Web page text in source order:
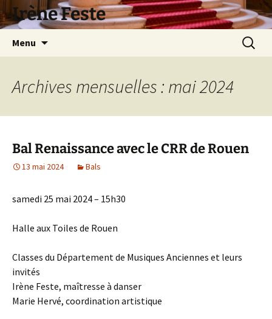
Aller
au Irène Feste
Menu
Archives mensuelles : mai 2024
Bal Renaissance avec le CRR de Rouen
13 mai 2024 Bals
samedi 25 mai 2024 – 15h30
Halle aux Toiles de Rouen
Classes du Département de Musiques Anciennes et leurs
invités
Irène Feste, maîtresse à danser
Marie Hervé, coordination artistique